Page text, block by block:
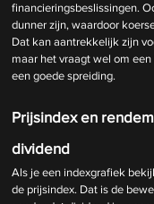
financieringsbeslissingen.
dunner zijn, waardoor
Dat kan aantrekkelijk zijn
maar het vraagt wel om
een goede spreiding.
Prijsindex en
dividend
Als je een indexgrafiek
de prijsindex. Dat is de